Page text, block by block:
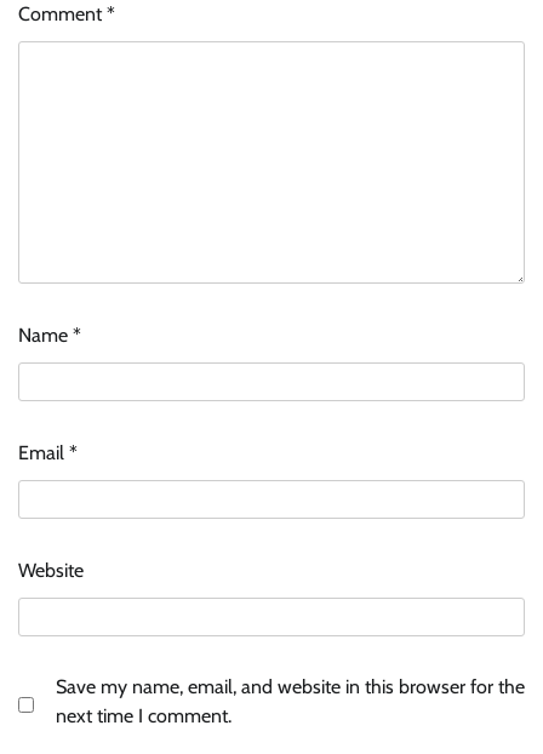
Comment*
Name *
Email *
Website
Save my name, email, and website in this browser for the
next time I comment.